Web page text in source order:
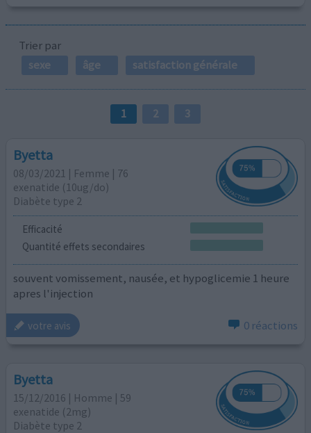
Trier par
sexe
âge satisfaction générale
1 2 3
Byetta
08/03/2021 | Femme | 76
exenatide (10ug/do)
Diabète type 2
Efficacité
Quantité effets secondaires
souvent vomissement, nausée, et hypoglicemie 1 heure
apres l'injection
votre avis 0 réactions
Byetta
15/12/2016 | Homme | 59
exenatide (2mg)
Diabète type 2